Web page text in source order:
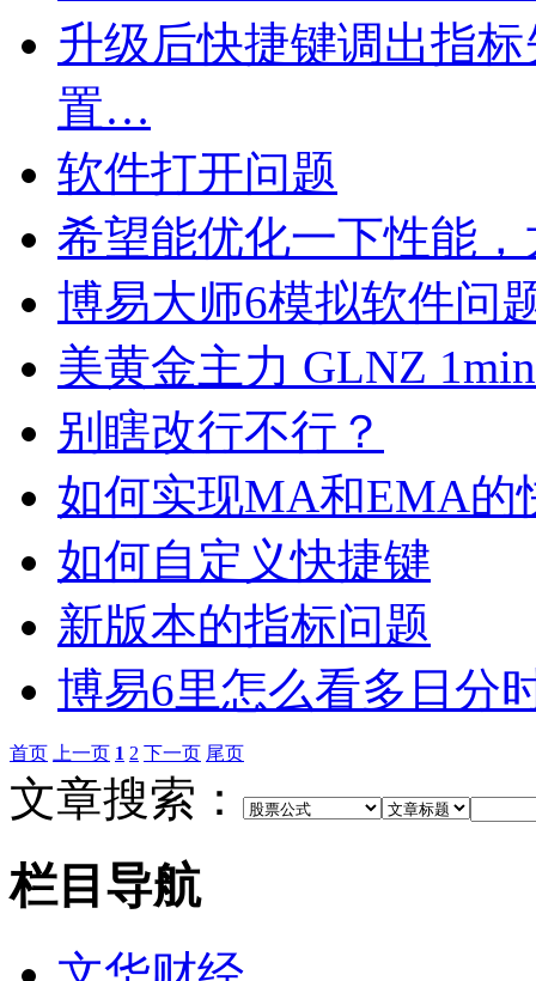
升级后快捷键调出指
置…
软件打开问题
希望能优化一下性能
博易大师6模拟软件问
美黄金主力 GLNZ
别瞎改行不行？
如何实现MA和EMA的
如何自定义快捷键
新版本的指标问题
博易6里怎么看多日分
首页 上一页 1 2 下一页 尾页
文章搜索：
栏目导航